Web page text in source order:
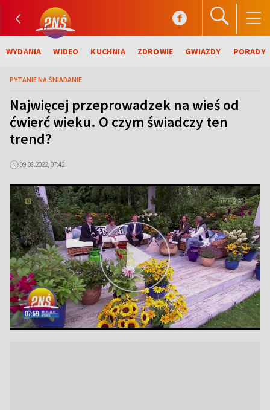
WYDANIA WIDEO KUCHNIA ZDROWIE GWIAZDY PORADY
PYTANIE NA ŚNIADANIE
Najwięcej przeprowadzek na wieś od
ćwierć wieku. O czym świadczy ten
trend?
09.08.2022, 07:42